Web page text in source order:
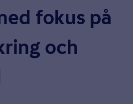
fokus på
och